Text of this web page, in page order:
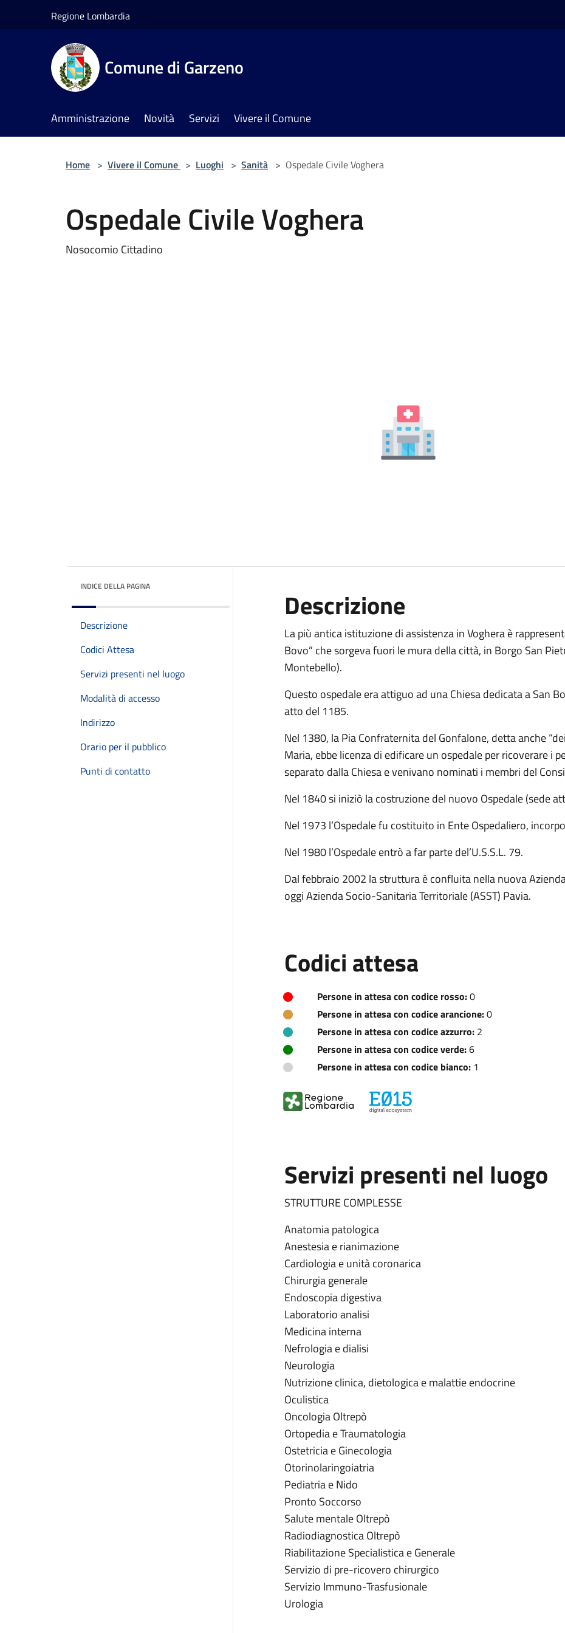
Regione Lombardia
Comune di Garzeno
Amministrazione Novità Servizi Vivere il Comune
Home > Vivere il Comune > Luoghi > Sanità > Ospedale Civile Voghera
Ospedale Civile Voghera
Nosocomio Cittadino
INDICE DELLA PAGINA
Descrizione
Codici Attesa
Servizi presenti nel luogo
Modalità di accesso
Indirizzo
Orario per il pubblico
Punti di contatto
Descrizione
La più antica istituzione di assistenza in Voghera è
Bovo” che sorgeva fuori le mura della città, in Borgo San
Montebello).
Questo ospedale era attiguo ad una Chiesa dedicata a San
atto del 1185.
Nel 1380, la Pia Confraternita del Gonfalone, detta anche
Maria, ebbe licenza di edificare un ospedale per ricoverare i
separato dalla Chiesa e venivano nominati i membri del
Nel 1840 si iniziò la costruzione del nuovo Ospedale (sede
Nel 1973 l’Ospedale fu costituito in Ente Ospedaliero,
Nel 1980 l’Ospedale entrò a far parte del’U.S.S.L. 79.
Dal febbraio 2002 la struttura è confluita nella nuova
oggi Azienda Socio-Sanitaria Territoriale (ASST) Pavia.
Codici attesa
Persone in attesa con codice rosso:0
Persone in attesa con codice arancione:0
Persone in attesa con codice azzurro:2
Persone in attesa con codice verde:6
Persone in attesa con codice bianco:1
Servizi presenti nel luogo
STRUTTURE COMPLESSE
Anatomia patologica
Anestesia e rianimazione
Cardiologia e unità coronarica
Chirurgia generale
Endoscopia digestiva
Laboratorio analisi
Medicina interna
Nefrologia e dialisi
Neurologia
Nutrizione clinica, dietologica e malattie endocrine
Oculistica
Oncologia Oltrepò
Ortopedia e Traumatologia
Ostetricia e Ginecologia
Otorinolaringoiatria
Pediatria e Nido
Pronto Soccorso
Salute mentale Oltrepò
Radiodiagnostica Oltrepò
Riabilitazione Specialistica e Generale
Servizio di pre-ricovero chirurgico
Servizio Immuno-Trasfusionale
Urologia